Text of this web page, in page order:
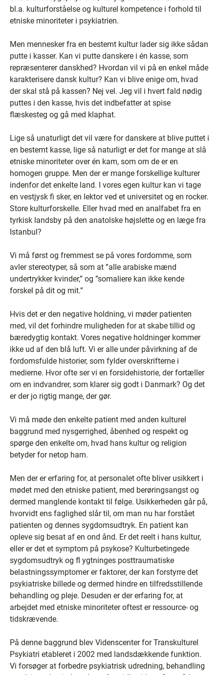
bl.a. kulturforståelse og kulturel kompetence i forhold til
etniske minoriteter i psykiatrien.
Men mennesker fra en bestemt kultur lader sig ikke sådan
putte i kasser. Kan vi putte danskere i én kasse, som
repræsenterer danskhed? Hvordan vil vi på en enkel måde
karakterisere dansk kultur? Kan vi blive enige om, hvad
der skal stå på kassen? Nej vel. Jeg vil i hvert fald nødig
puttes i den kasse, hvis det indbefatter at spise
flæskesteg og gå med klaphat.
Lige så unaturligt det vil være for danskere at blive puttet i
en bestemt kasse, lige så naturligt er det for mange at slå
etniske minoriteter over én kam, som om de er en
homogen gruppe. Men der er mange forskellige kulturer
indenfor det enkelte land. I vores egen kultur kan vi tage
en vestjysk fi sker, en lektor ved et universitet og en rocker.
Store kulturforskelle. Eller hvad med en analfabet fra en
tyrkisk landsby på den anatolske højslette og en læge fra
Istanbul?
Vi må først og fremmest se på vores fordomme, som
avler stereotyper, så som at ”alle arabiske mænd
undertrykker kvinder,” og ”somaliere kan ikke kende
forskel på dit og mit.”
Hvis det er den negative holdning, vi møder patienten
med, vil det forhindre muligheden for at skabe tillid og
bæredygtig kontakt. Vores negative holdninger kommer
ikke ud af den blå luft. Vi er alle under påvirkning af de
fordomsfulde historier, som fylder overskrifterne i
medierne. Hvor ofte ser vi en forsidehistorie, der fortæller
om en indvandrer, som klarer sig godt i Danmark? Og det
er der jo rigtig mange, der gør.
Vi må møde den enkelte patient med anden kulturel
baggrund med nysgerrighed, åbenhed og respekt og
spørge den enkelte om, hvad hans kultur og religion
betyder for netop ham.
Men der er erfaring for, at personalet ofte bliver usikkert i
mødet med den etniske patient, med berøringsangst og
dermed manglende kontakt til følge. Usikkerheden går på,
hvorvidt ens faglighed slår til, om man nu har forstået
patienten og dennes sygdomsudtryk. En patient kan
opleve sig besat af en ond ånd. Er det reelt i hans kultur,
eller er det et symptom på psykose? Kulturbetingede
sygdomsudtryk og fl ygtninges posttraumatiske
belastningssymptomer er faktorer, der kan forstyrre det
psykiatriske billede og dermed hindre en tilfredsstillende
behandling og pleje. Desuden er der erfaring for, at
arbejdet med etniske minoriteter oftest er ressource- og
tidskrævende.
På denne baggrund blev Videnscenter for Transkulturel
Psykiatri etableret i 2002 med landsdækkende funktion.
Vi forsøger at forbedre psykiatrisk udredning, behandling